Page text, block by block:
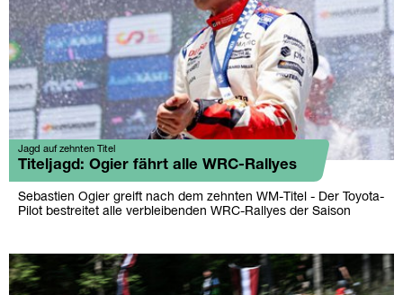
Jagd auf zehnten Titel
Titeljagd: Ogier fährt alle WRC-Rallyes
Sebastien Ogier greift nach dem zehnten WM-Titel - Der Toyota-
Pilot bestreitet alle verbleibenden WRC-Rallyes der Saison